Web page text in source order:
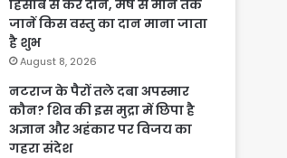
हिसाब से करें दान, मेष से मीन तक
जानें किस वस्तु का दान माना जाता
है शुभ
August 8, 2026
नटराज के पैरों तले दबा अपस्मार
कौन? शिव की इस मुद्रा में छिपा है
अज्ञान और अहंकार पर विजय का
गहरा संदेश